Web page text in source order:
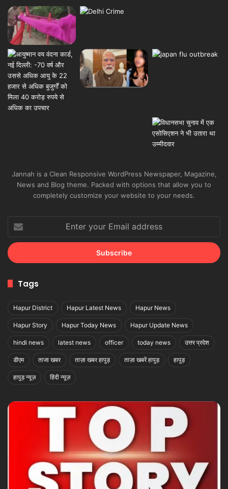
Jannah is a Clean Responsive WordPress Newspaper, Magazine,
News and Blog theme. Packed with options that allow you to
completely customize your website to your needs.
your
Email
address
Tags
Hapur District Hapur Latest News Hapur News
Hapur Story Hapur Today News Hapur Update News
hindi news latest news officer today news उत्तर प्रदेश
डीएम ताजा खबर ताज़ा खबर हापुड़ ताज़ा खबरें हापुड़ हापुड़
हापुड़ न्यूज़ हिंदी न्यूज़